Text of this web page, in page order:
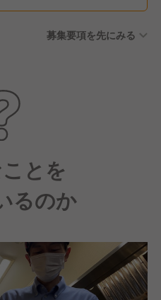
募集要項を先にみる
とを
るのか